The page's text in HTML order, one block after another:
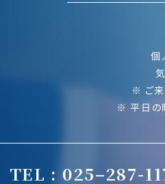
個
※ ご来
※ 平日の
TEL : 025–287-